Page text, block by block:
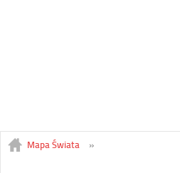
Mapa Świata »